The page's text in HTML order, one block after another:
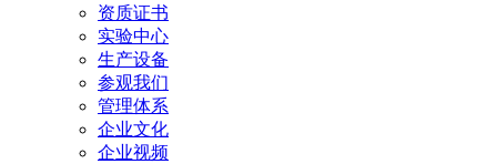
资质证书
实验中心
生产设备
参观我们
管理体系
企业文化
企业视频